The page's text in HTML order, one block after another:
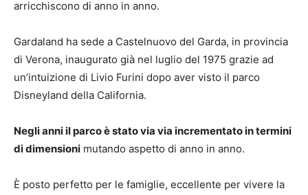
arricchiscono di anno in anno.
Gardaland ha sede a Castelnuovo del Garda, in provincia
di Verona, inaugurato già nel luglio del 1975 grazie ad
un’intuizione di Livio Furini dopo aver visto il parco
Disneyland della California.
Negli anni il parco è stato via via incrementato in termini
di dimensioni mutando aspetto di anno in anno.
È posto perfetto per le famiglie, eccellente per vivere la